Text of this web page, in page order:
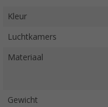
Kleur
Luchtkamers
Materiaal
Gewicht